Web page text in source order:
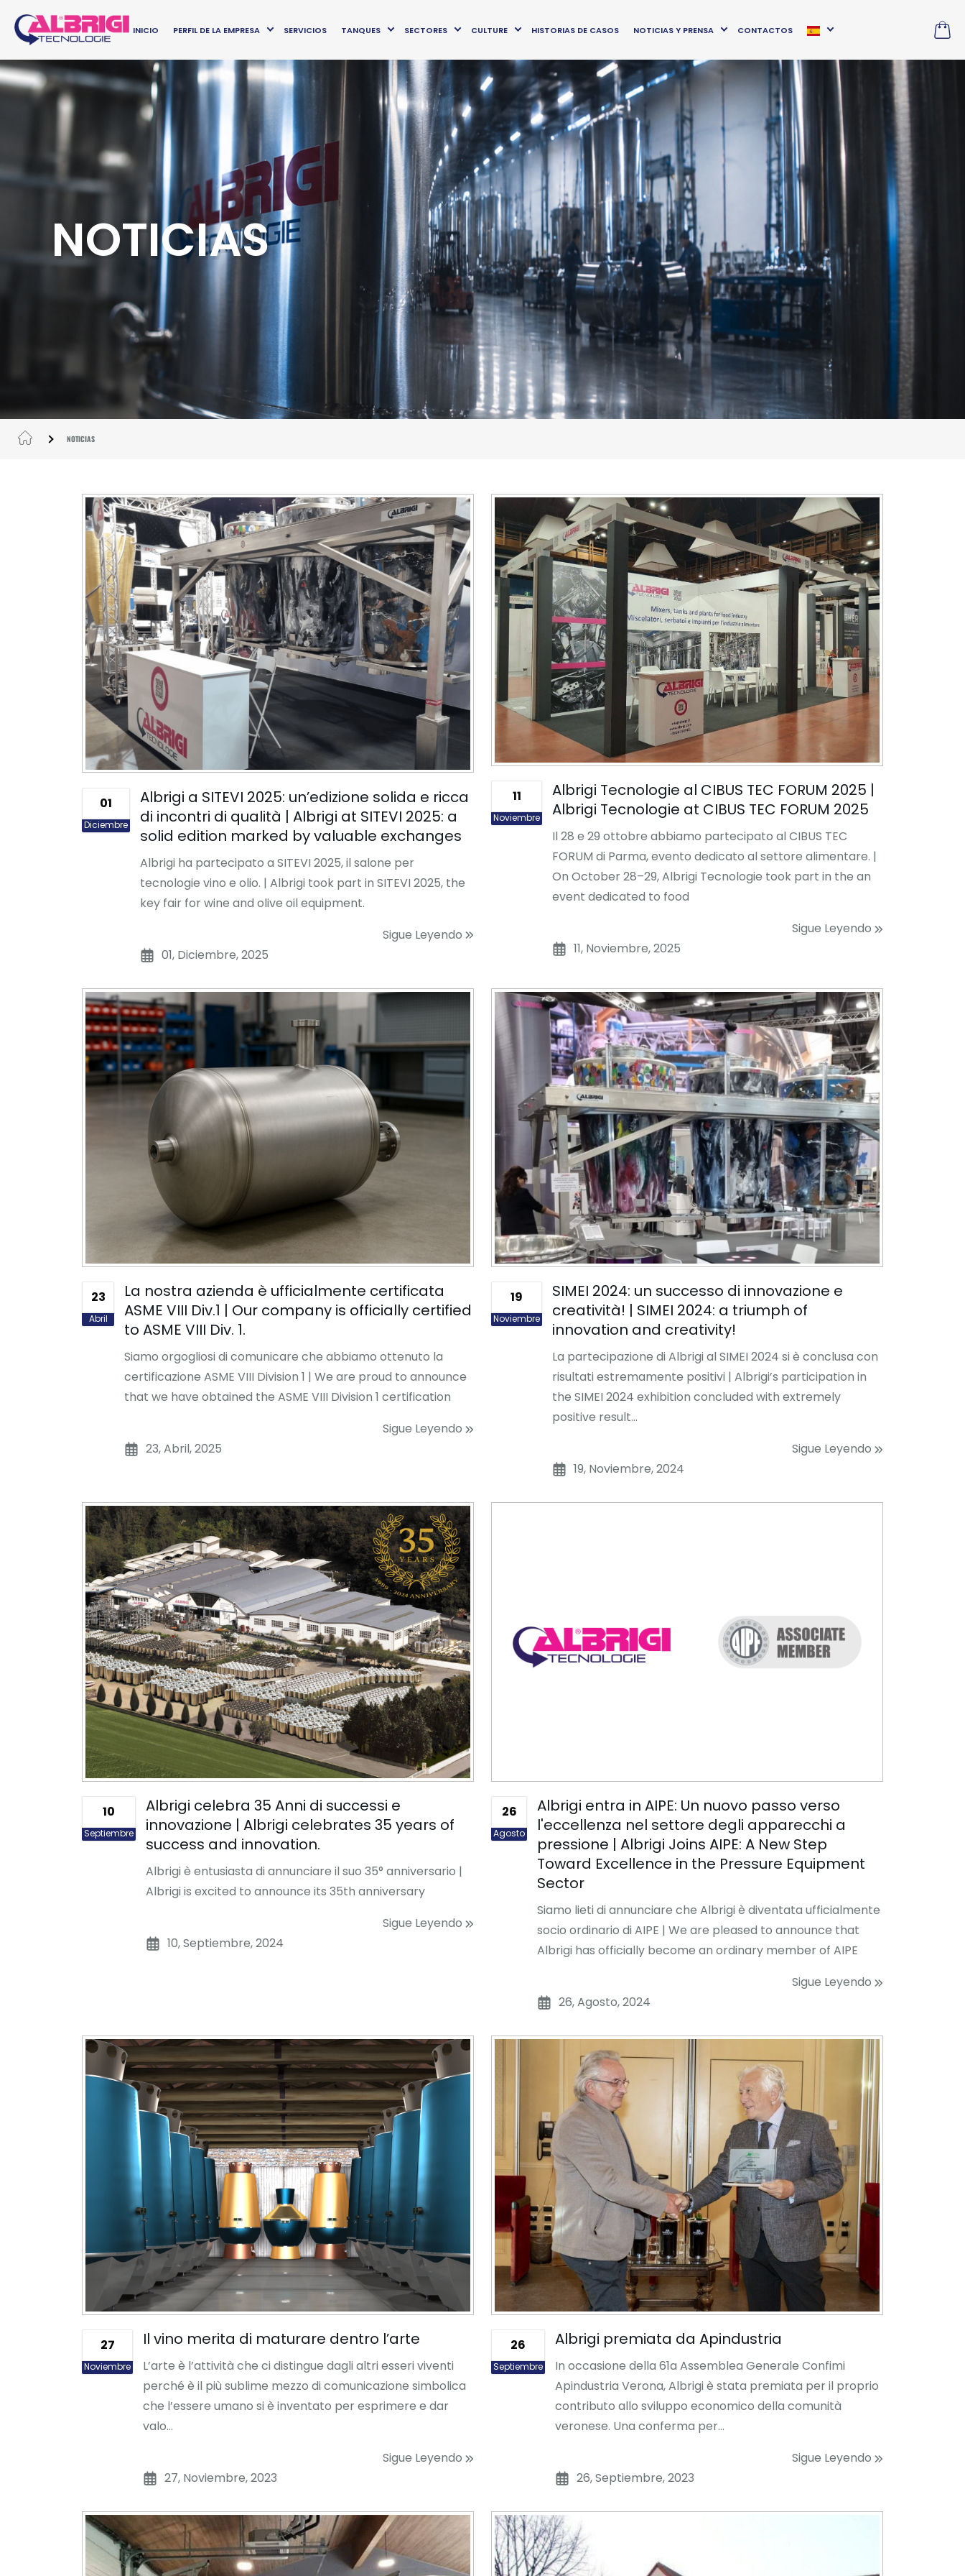
INICIO PERFIL DE LA EMPRESA SERVICIOS TANQUES SECTORES CULTURE HISTORIAS DE CASOS NOTICIAS Y PRENSA CONTACTOS
NOTICIAS
NOTICIAS
01
Diciembre
Albrigi a SITEVI 2025: un’edizione solida e ricca
di incontri di qualità | Albrigi at SITEVI 2025: a
solid edition marked by valuable exchanges
Albrigi ha partecipato a SITEVI 2025, il salone per
tecnologie vino e olio. | Albrigi took part in SITEVI 2025, the
key fair for wine and olive oil equipment.
Sigue Leyendo
01, Diciembre, 2025
11
Noviembre
Albrigi Tecnologie al CIBUS TEC FORUM 2025 |
Albrigi Tecnologie at CIBUS TEC FORUM 2025
Il 28 e 29 ottobre abbiamo partecipato al CIBUS TEC
FORUM di Parma, evento dedicato al settore alimentare. |
On October 28–29, Albrigi Tecnologie took part in the an
event dedicated to food
Sigue Leyendo
11, Noviembre, 2025
23
Abril
La nostra azienda è ufficialmente certificata
ASME VIII Div.1 | Our company is officially certified
to ASME VIII Div. 1.
Siamo orgogliosi di comunicare che abbiamo ottenuto la
certificazione ASME VIII Division 1 | We are proud to announce
that we have obtained the ASME VIII Division 1 certification
Sigue Leyendo
23, Abril, 2025
19
Noviembre
SIMEI 2024: un successo di innovazione e
creatività! | SIMEI 2024: a triumph of
innovation and creativity!
La partecipazione di Albrigi al SIMEI 2024 si è conclusa con
risultati estremamente positivi | Albrigi’s participation in
the SIMEI 2024 exhibition concluded with extremely
positive result...
Sigue Leyendo
19, Noviembre, 2024
10
Septiembre
Albrigi celebra 35 Anni di successi e
innovazione | Albrigi celebrates 35 years of
success and innovation.
Albrigi è entusiasta di annunciare il suo 35° anniversario |
Albrigi is excited to announce its 35th anniversary
Sigue Leyendo
10, Septiembre, 2024
26
Agosto
Albrigi entra in AIPE: Un nuovo passo verso
l'eccellenza nel settore degli apparecchi a
pressione | Albrigi Joins AIPE: A New Step
Toward Excellence in the Pressure Equipment
Sector
Siamo lieti di annunciare che Albrigi è diventata ufficialmente
socio ordinario di AIPE | We are pleased to announce that
Albrigi has officially become an ordinary member of AIPE
Sigue Leyendo
26, Agosto, 2024
27
Noviembre
Il vino merita di maturare dentro l’arte
L’arte è l’attività che ci distingue dagli altri esseri viventi
perché è il più sublime mezzo di comunicazione simbolica
che l’essere umano si è inventato per esprimere e dar
valo...
Sigue Leyendo
27, Noviembre, 2023
26
Septiembre
Albrigi premiata da Apindustria
In occasione della 61a Assemblea Generale Confimi
Apindustria Verona, Albrigi è stata premiata per il proprio
contributo allo sviluppo economico della comunità
veronese. Una conferma per...
Sigue Leyendo
26, Septiembre, 2023